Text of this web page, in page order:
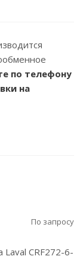
по телефону
на
По запросу
CRF272-6-